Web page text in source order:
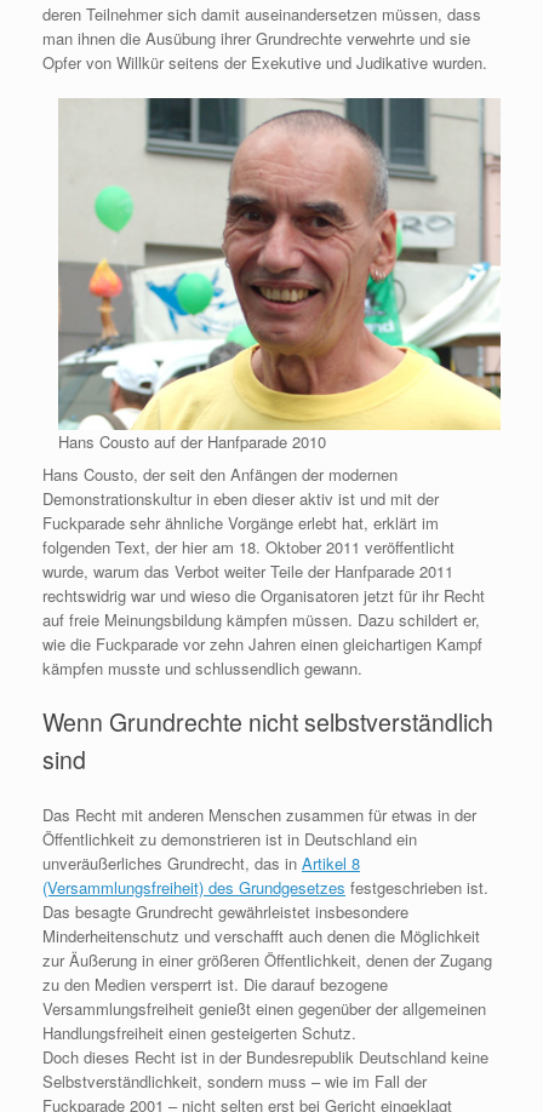
deren Teilnehmer sich damit auseinandersetzen müssen, dass
man ihnen die Ausübung ihrer Grundrechte verwehrte und sie
Opfer von Willkür seitens der Exekutive und Judikative wurden.
Hans Cousto auf der Hanfparade 2010
Hans Cousto, der seit den Anfängen der modernen
Demonstrationskultur in eben dieser aktiv ist und mit der
Fuckparade sehr ähnliche Vorgänge erlebt hat, erklärt im
folgenden Text, der hier am 18. Oktober 2011 veröffentlicht
wurde, warum das Verbot weiter Teile der Hanfparade 2011
rechtswidrig war und wieso die Organisatoren jetzt für ihr Recht
auf freie Meinungsbildung kämpfen müssen. Dazu schildert er,
wie die Fuckparade vor zehn Jahren einen gleichartigen Kampf
kämpfen musste und schlussendlich gewann.
Wenn Grundrechte nicht selbstverständlich
sind
Das Recht mit anderen Menschen zusammen für etwas in der
Öffentlichkeit zu demonstrieren ist in Deutschland ein
unveräußerliches Grundrecht, das in Artikel 8
(Versammlungsfreiheit) des Grundgesetzes festgeschrieben ist.
Das besagte Grundrecht gewährleistet insbesondere
Minderheitenschutz und verschafft auch denen die Möglichkeit
zur Äußerung in einer größeren Öffentlichkeit, denen der Zugang
zu den Medien versperrt ist. Die darauf bezogene
Versammlungsfreiheit genießt einen gegenüber der allgemeinen
Handlungsfreiheit einen gesteigerten Schutz.
Doch dieses Recht ist in der Bundesrepublik Deutschland keine
Selbstverständlichkeit, sondern muss – wie im Fall der
Fuckparade 2001 – nicht selten erst bei Gericht eingeklagt